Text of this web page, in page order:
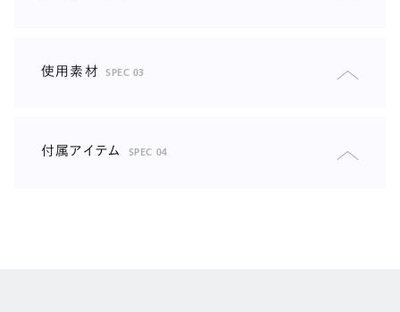
カラー
オーク/ウォールナット/ミディアムグレー/グレー(スチ
使用素材 SPEC 03
付属アイテム SPEC 04